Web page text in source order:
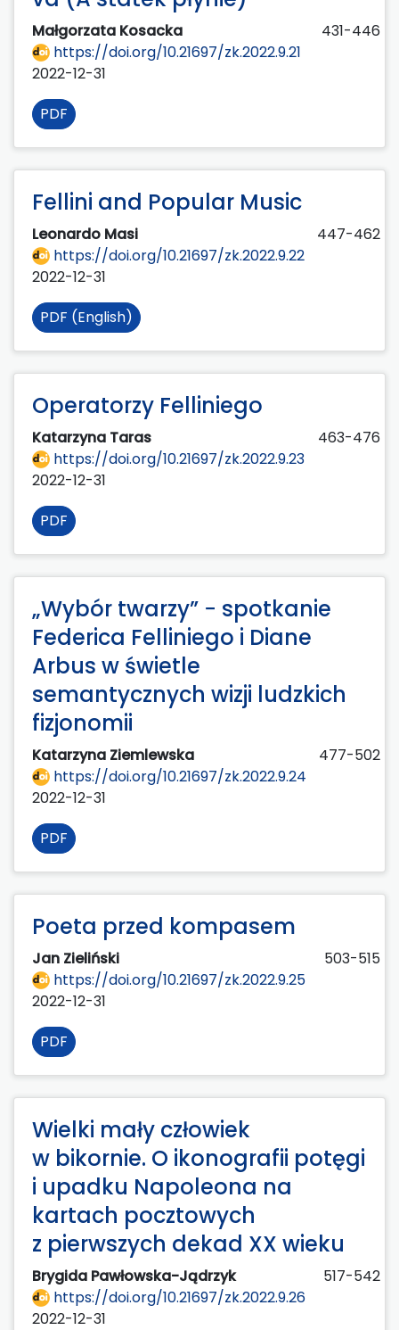
Małgorzata Kosacka
431-446
https://doi.org/10.21697/zk.2022.9.21
2022-12-31
PDF
Fellini and Popular Music
Leonardo Masi
447-462
https://doi.org/10.21697/zk.2022.9.22
2022-12-31
PDF (English)
Operatorzy Felliniego
Katarzyna Taras
463-476
https://doi.org/10.21697/zk.2022.9.23
2022-12-31
PDF
„Wybór twarzy” − spotkanie
Federica Felliniego i Diane
Arbus w świetle
semantycznych wizji ludzkich
fizjonomii
Katarzyna Ziemlewska
477-502
https://doi.org/10.21697/zk.2022.9.24
2022-12-31
PDF
Poeta przed kompasem
Jan Zieliński
503-515
https://doi.org/10.21697/zk.2022.9.25
2022-12-31
PDF
Wielki mały człowiek
w bikornie. O ikonografii potęgi
i upadku Napoleona na
kartach pocztowych
z pierwszych dekad XX wieku
Brygida Pawłowska-Jądrzyk
517-542
https://doi.org/10.21697/zk.2022.9.26
2022-12-31